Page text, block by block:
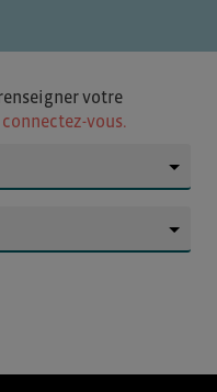
votre
connectez-vous.